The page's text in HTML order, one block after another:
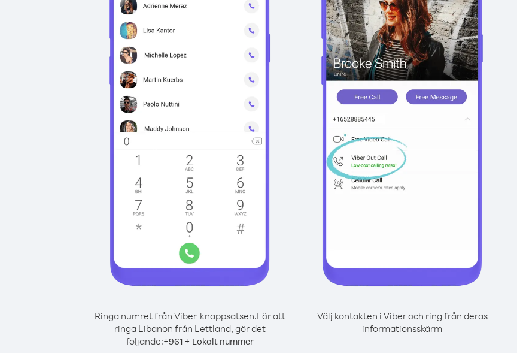
Ringa numret från Viber-knappsatsen.För att
ringa Libanon från Lettland, gör det
följande:+961+ Lokalt nummer
Välj kontakten i Viber och ring från deras
informationsskärm